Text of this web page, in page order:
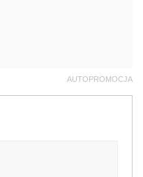
AUTOPROMOCJA